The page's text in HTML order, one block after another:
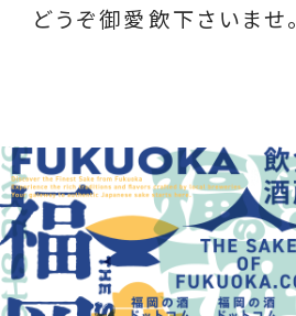
どうぞ御愛飲下さいませ。